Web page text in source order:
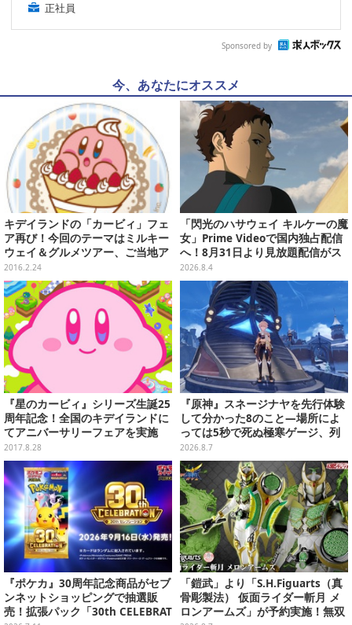
正社員
Sponsored by
今、あなたにオススメ
キデイランドの「カービィ」フェ
ア再び！今回のテーマはミルキー
ウェイ＆グルメツアー、ご当地ア
ート雑貨を先行販売
2016.2.24
「閃光のハサウェイ キルケーの魔
女」Prime Videoで国内独占配信
へ！8月31日より見放題配信がス
タート
2026.8.4
『星のカービィ』シリーズ生誕25
周年記念！全国のキデイランドに
てアニバーサリーフェアを実施
2017.8.28
『原神』スネージナヤを先行体験
して分かった8のこと―場所によ
っては5秒で死ぬ極寒ゲージ、列
車は“ダイナミック途中下車”可能
など自由度高め
2026.8.7
『ポケカ』30周年記念商品がセブ
ンネットショッピングで抽選販
売！拡張パック「30th CELEBRAT
「鎧武」より「S.H.Figuarts（真
骨彫製法） 仮面ライダー斬月 メ
ロンアームズ」が予約実施！無双